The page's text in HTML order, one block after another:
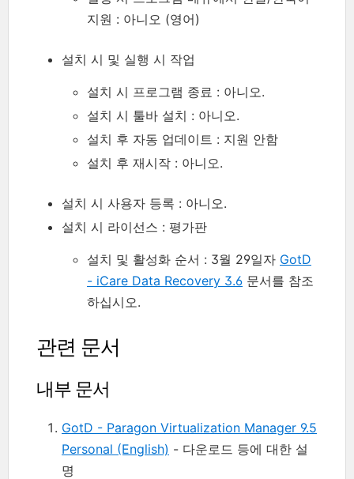
지원 : 아니오 (영어)
설치 시 및 실행 시 작업
설치 시 프로그램 종료 : 아니오.
설치 시 툴바 설치 : 아니오.
설치 후 자동 업데이트 : 지원 안함
설치 후 재시작 : 아니오.
설치 시 사용자 등록 : 아니오.
설치 시 라이선스 : 평가판
설치 및 활성화 순서 : 3월 29일자 GotD
- iCare Data Recovery 3.6 문서를 참조
하십시오.
관련 문서
내부 문서
GotD - Paragon Virtualization Manager 9.5
Personal (English) - 다운로드 등에 대한 설
명